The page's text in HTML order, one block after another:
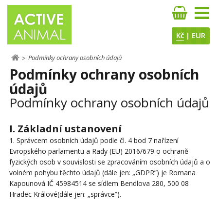
Kč | EUR
Podmínky ochrany osobních údajů
Podmínky ochrany osobních
údajů
Podmínky ochrany osobních údajů
I. Základní ustanovení
1. Správcem osobních údajů podle čl. 4 bod 7 nařízení
Evropského parlamentu a Rady (EU) 2016/679 o ochraně
fyzických osob v souvislosti se zpracováním osobních údajů a o
volném pohybu těchto údajů (dále jen: „GDPR”) je Romana
Kapounová IČ 45984514 se sídlem Bendlova 280, 500 08
Hradec Králové(dále jen: „správce“).